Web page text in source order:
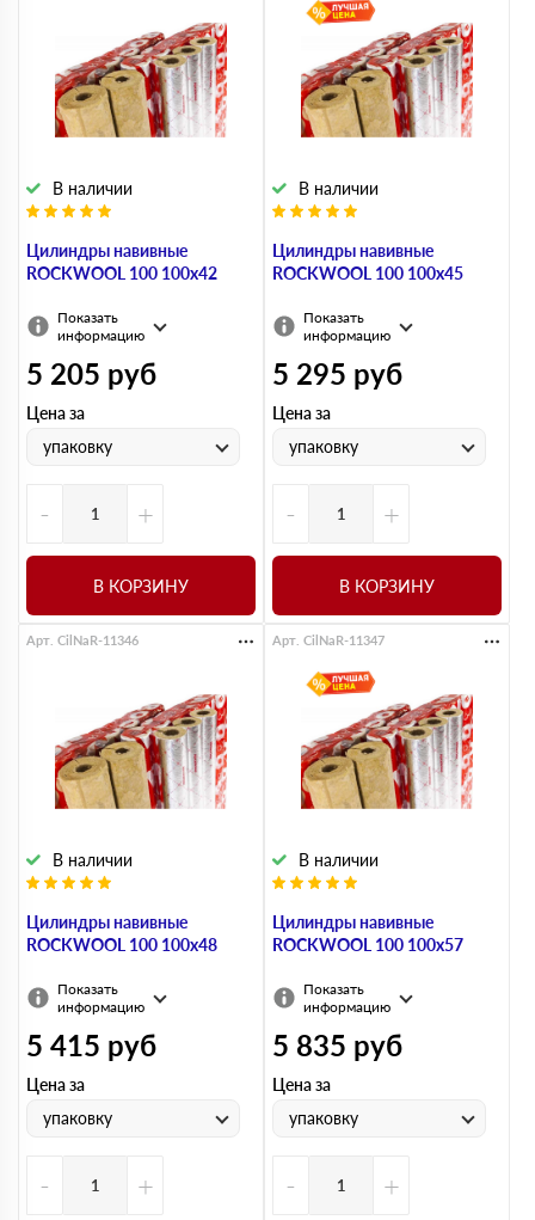
Цилиндры навивные
ROCKWOOL 100 100х42
В наличии
Показать
информацию
5 205 руб
Цена за
упаковку
- +
В КОРЗИНУ
Цилиндры навивные
ROCKWOOL 100 100х45
В наличии
Показать
информацию
5 295 руб
Цена за
упаковку
- +
В КОРЗИНУ
Цилиндры навивные
ROCKWOOL 100 100х48
В наличии
Арт. CilNaR-11346
Показать
информацию
5 415 руб
Цена за
упаковку
- +
Цилиндры навивные
ROCKWOOL 100 100х57
В наличии
Арт. CilNaR-11347
Показать
информацию
5 835 руб
Цена за
упаковку
- +